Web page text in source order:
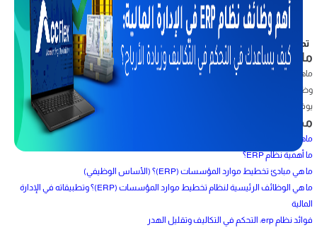
تم النشر بواسطة فريق آكفليكس
ماهو نظام ال erp؟
ماهو نظام ال erp؟ هو حزمة متكاملة من البرامج والتطبيقات التي تسمح للشركات بإدارة
وظائفها الأساسية ودمجها في نظام موحد. بدلًا من استخدام برامج منفصلة لكل قسم،
يوفر نظام ERP قاعدة بيانات مركزية واحدة لمشاركة المعلومات في الوقت الفعلي.
محتويات المقال
ماهو نظام ال erp؟
ما أهمية نظام ERP؟
ما هي مبادئ تخطيط موارد المؤسسات (ERP)؟ (الأساس الوظيفي)
ما هي الوظائف الرئيسية لنظام تخطيط موارد المؤسسات (ERP)؟ وتطبيقاته في الإدارة
المالية
فوائد نظام erp: التحكم في التكاليف وتقليل الهدر